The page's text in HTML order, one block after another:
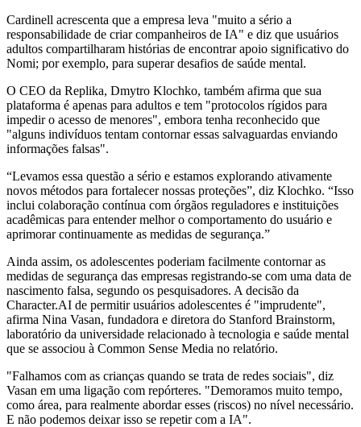
Cardinell acrescenta que a empresa leva "muito a sério a
responsabilidade de criar companheiros de IA" e diz que usuários
adultos compartilharam histórias de encontrar apoio significativo do
Nomi; por exemplo, para superar desafios de saúde mental.
O CEO da Replika, Dmytro Klochko, também afirma que sua
plataforma é apenas para adultos e tem "protocolos rígidos para
impedir o acesso de menores", embora tenha reconhecido que
"alguns indivíduos tentam contornar essas salvaguardas enviando
informações falsas".
“Levamos essa questão a sério e estamos explorando ativamente
novos métodos para fortalecer nossas proteções”, diz Klochko. “Isso
inclui colaboração contínua com órgãos reguladores e instituições
acadêmicas para entender melhor o comportamento do usuário e
aprimorar continuamente as medidas de segurança.”
Ainda assim, os adolescentes poderiam facilmente contornar as
medidas de segurança das empresas registrando-se com uma data de
nascimento falsa, segundo os pesquisadores. A decisão da
Character.AI de permitir usuários adolescentes é "imprudente",
afirma Nina Vasan, fundadora e diretora do Stanford Brainstorm,
laboratório da universidade relacionado à tecnologia e saúde mental
que se associou à Common Sense Media no relatório.
"Falhamos com as crianças quando se trata de redes sociais", diz
Vasan em uma ligação com repórteres. "Demoramos muito tempo,
como área, para realmente abordar esses (riscos) no nível necessário.
E não podemos deixar isso se repetir com a IA".